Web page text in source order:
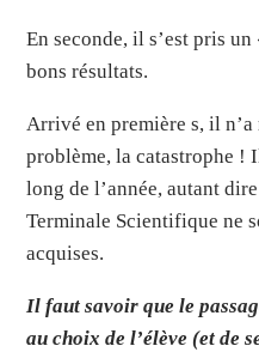
En seconde, il s’est pris
bons résultats.
Arrivé en première s, il
problème, la catastrophe !
long de l’année, autant
Terminale Scientifique ne
acquises.
Il faut savoir que le
au choix de l’élève (et de